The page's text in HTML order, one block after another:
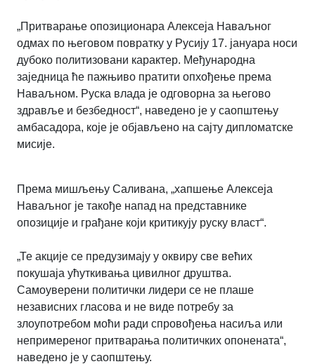
„Притварање опозиционара Алексеја Наваљног
одмах по његовом повратку у Русију 17. јануара носи
дубоко политизовани карактер. Међународна
заједница ће пажњиво пратити опхођење према
Наваљном. Руска влада је одговорна за његово
здравље и безбедност“, наведено је у саопштењу
амбасадора, које је објављено на сајту дипломатске
мисије.
Према мишљењу Саливана, „хапшење Алексеја
Наваљног је такође напад на представнике
опозиције и грађане који критикују руску власт“.
„Те акције се предузимају у оквиру све већих
покушаја ућуткивања цивилног друштва.
Самоуверени политички лидери се не плаше
независних гласова и не виде потребу за
злоупотребом моћи ради спровођења насиља или
непримереног притварања политичких опонената“,
наведено је у саопштењу.